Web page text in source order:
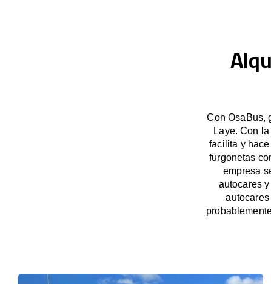
Con OsaBus,
Laye. Con
facilita y
furgonetas
empresa
autocares